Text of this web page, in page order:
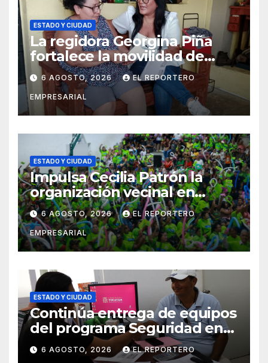
ESTADO Y CIUDAD
La regidora Georgina Piña
fortalece la movilidad de
adultos mayores con la
entrega de aparatos
ortopédicos
6 AGOSTO, 2026 EL REPORTERO
EMPRESARIAL
ESTADO Y CIUDAD
Impulsa Cecilia Patrón la
organización vecinal en
Mérida y suma a comités de
vigilancia en la prevención
social del delito
6 AGOSTO, 2026 EL REPORTERO
EMPRESARIAL
ESTADO Y CIUDAD
Continúa entrega de equipos
del programa Seguridad en
el Mar
6 AGOSTO, 2026 EL REPORTERO